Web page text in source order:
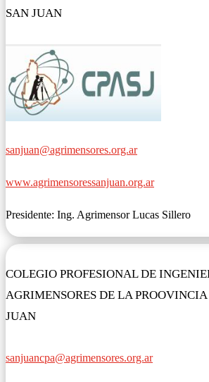
SAN JUAN
sanjuan@agrimensores.org.ar
www.agrimensoressanjuan.org.ar
Presidente: Ing. Agrimensor Lucas Sillero
COLEGIO PROFESIONAL DE
AGRIMENSORES DE LA
JUAN
sanjuancpa@agrimensores.org.ar